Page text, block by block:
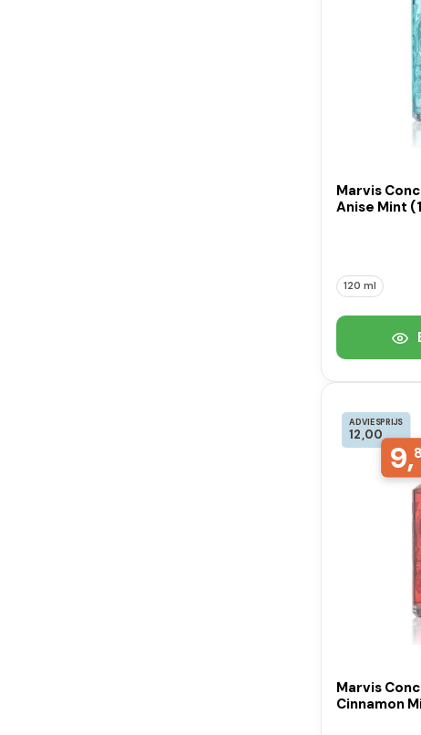
Marvis
Anise Mint
120 ml
ADVIESPRIJS
12,00
9,
Marvis
Cinnamon